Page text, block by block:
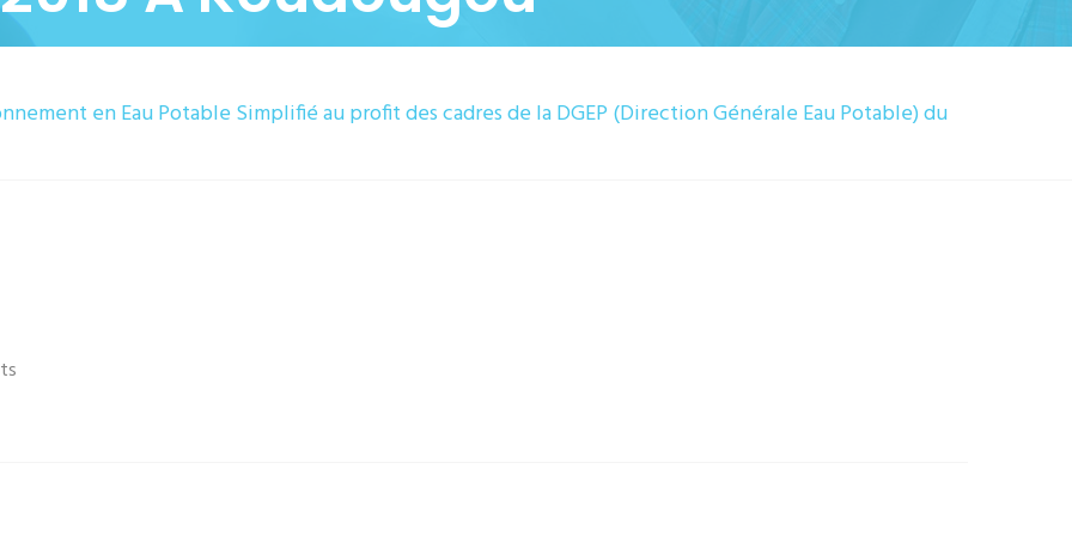
en Eau Potable Simplifié au profit des cadres de la DGEP (Direction Générale Eau Potable) du